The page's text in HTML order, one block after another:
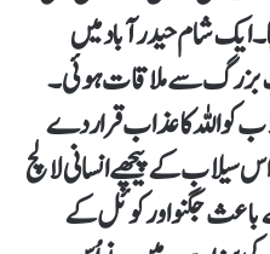
ایک شام حیدرآباد میں
بزرگ سے ملاقات ہوئی۔
کو اللہ کا عذاب قرار دے
سیلاب کے پیچھے انسانی لالچ
باعث جگنو اور کوئل کے